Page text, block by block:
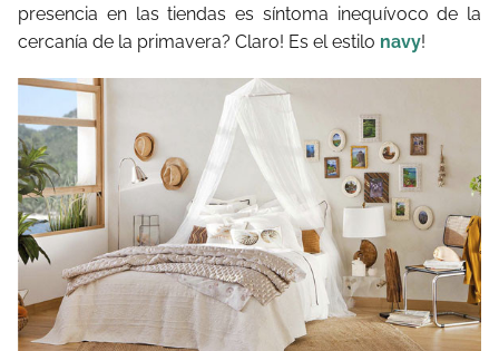
presencia en las tiendas es síntoma inequívoco de la
cercanía de la primavera? Claro! Es el estilo navy!